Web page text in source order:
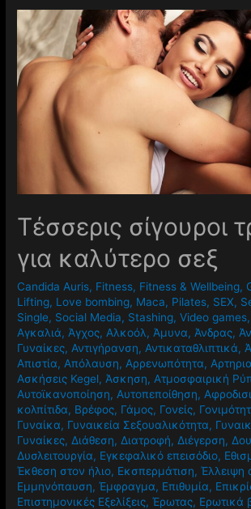
Τέσσερις σίγουροι
για καλύτερο σεξ
Candida Auris, Fitness, Fitness & Wellbeing,
Lifting, Love bombing, Maca, Pilates, SEX,
Single, Social Media, Stashing,Video games,
Αγκαλιά, Άγχος, Αλκοόλ, Άμυνα, Άνδρας,
Γυναίκες, Αντιγήρανση, Αντικαταθλιπτικά,
Απιστία, Απόλαυση, Αρρενωπότητα,
Ασκήσεις Kegel, Άσκηση, Ατμοσφαιρική
Αυτοϊκανοποίηση, Αυτοπεποίθηση,
κολπίτιδα, Βρέφος, Γάμος, Γονείς,
Γυναίκα, Γυναικεία Σεξουαλικότητα,
Γυναίκες, Διάθεση, Διατροφή, Διέγερση,
Δυσλειτουργία, Εγκεφαλικό επεισόδιο,
Έκθεση στον ήλιο, Εκσπερμάτιση,Έλλειψη
Εμμηνόπαυση,Έμφραγμα, Επιθυμία,
Επιστημονικές Εξελίξεις,Έρωτας, Ερωτικά